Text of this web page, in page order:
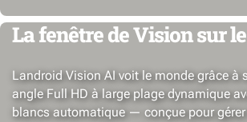
La fenêtre de Vision sur
Landroid Vision AI voit le monde grâce à
angle Full HD à large plage dynamique
blancs automatique — conçue pour